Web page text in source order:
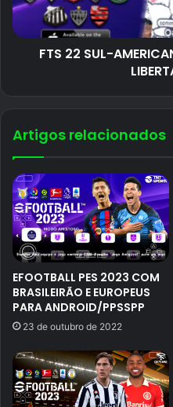
FTS 22 SUL-
Artigos relacionados
EFOOTBALL PES 2023 COM
BRASILEIRÃO E EUROPEUS
PARA ANDROID/PPSSPP
23 de outubro de 2022